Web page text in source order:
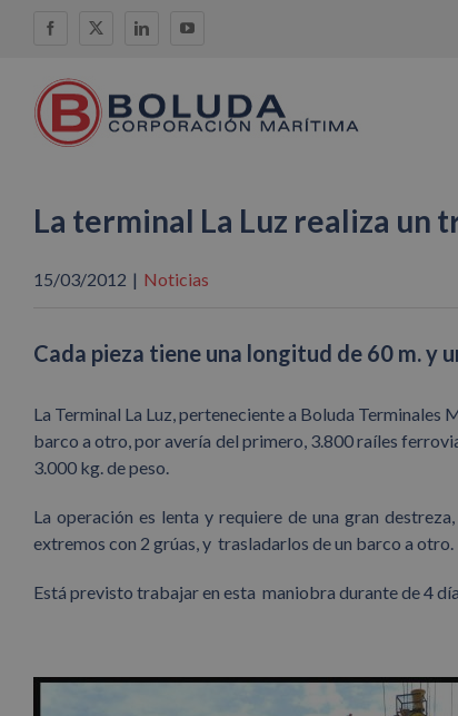
Facebook
X LinkedInYouTube
La terminal La Luz realiza un
15/03/2012 | Noticias
Cada pieza tiene una longitud de 60 m. y
La Terminal La Luz, perteneciente a Boluda
barco a otro, por avería del primero, 3.800 raíles
3.000 kg. de peso.
La operación es lenta y requiere de una gran
extremos con 2 grúas, y trasladarlos de un barco a otro.
Está previsto trabajar en esta maniobra durante de 4